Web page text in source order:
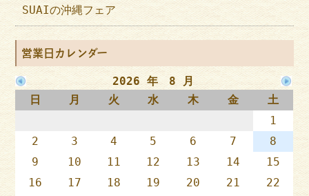
SUAIの沖縄フェア
営業日カレンダー
2026 年 8 月
日
月 火 水 木 金
土
1
2
3 4 5 6 7
8
9
10 11 12 13 14
15
16
17 18 19 20 21
22